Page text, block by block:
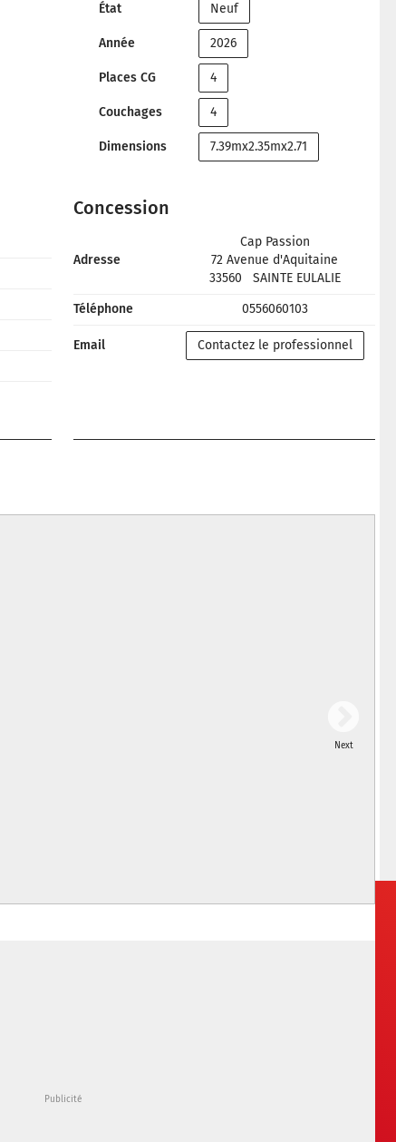
État Neuf
Année 2026
Places CG 4
Couchages 4
Dimensions 7.39mx2.35mx2.71
Concession
Adresse
Cap Passion
72 Avenue d'Aquitaine
33560
SAINTE EULALIE
Téléphone
0556060103
Email Contactez le professionnel
Next